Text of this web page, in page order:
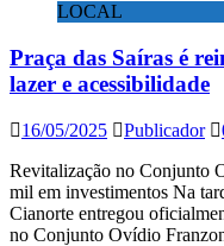
LOCAL
Praça das Saíras é
lazer e acessibilidade
16/05/2025 Publicador
Revitalização no Conjunto
mil em investimentos Na
Cianorte entregou
no Conjunto Ovídio